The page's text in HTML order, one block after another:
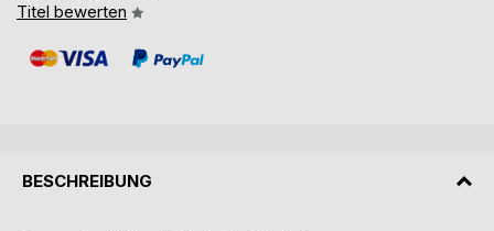
Titel bewerten
BESCHREIBUNG